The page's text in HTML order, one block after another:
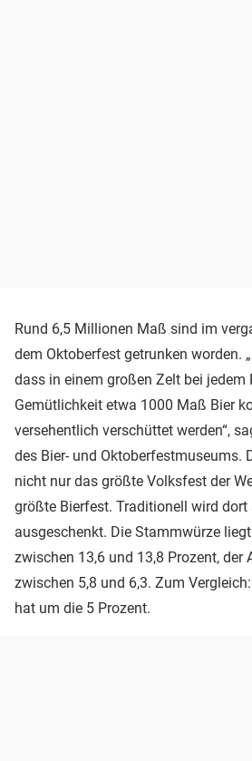
Rund 6,5 Millionen Maß sind im
dem Oktoberfest getrunken worden.
dass in einem großen Zelt bei jedem
Gemütlichkeit etwa 1000 Maß Bier
versehentlich verschüttet werden“,
des Bier- und Oktoberfestmuseums.
nicht nur das größte Volksfest der
größte Bierfest. Traditionell wird dort
ausgeschenkt. Die Stammwürze
zwischen 13,6 und 13,8 Prozent, der
zwischen 5,8 und 6,3. Zum
hat um die 5 Prozent.